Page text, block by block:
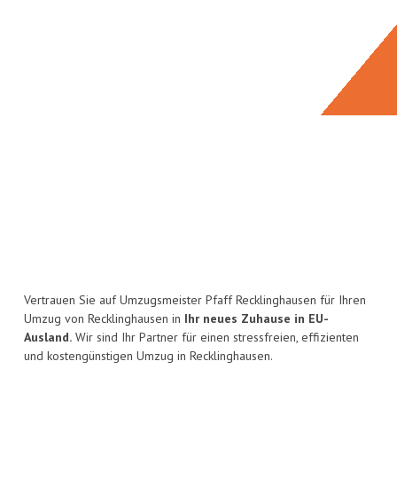
Vertrauen Sie auf Umzugsmeister Pfaff Recklinghausen für Ihren
Umzug von Recklinghausen in Ihr neues Zuhause in EU-
Ausland. Wir sind Ihr Partner für einen stressfreien, effizienten
und kostengünstigen Umzug in Recklinghausen.